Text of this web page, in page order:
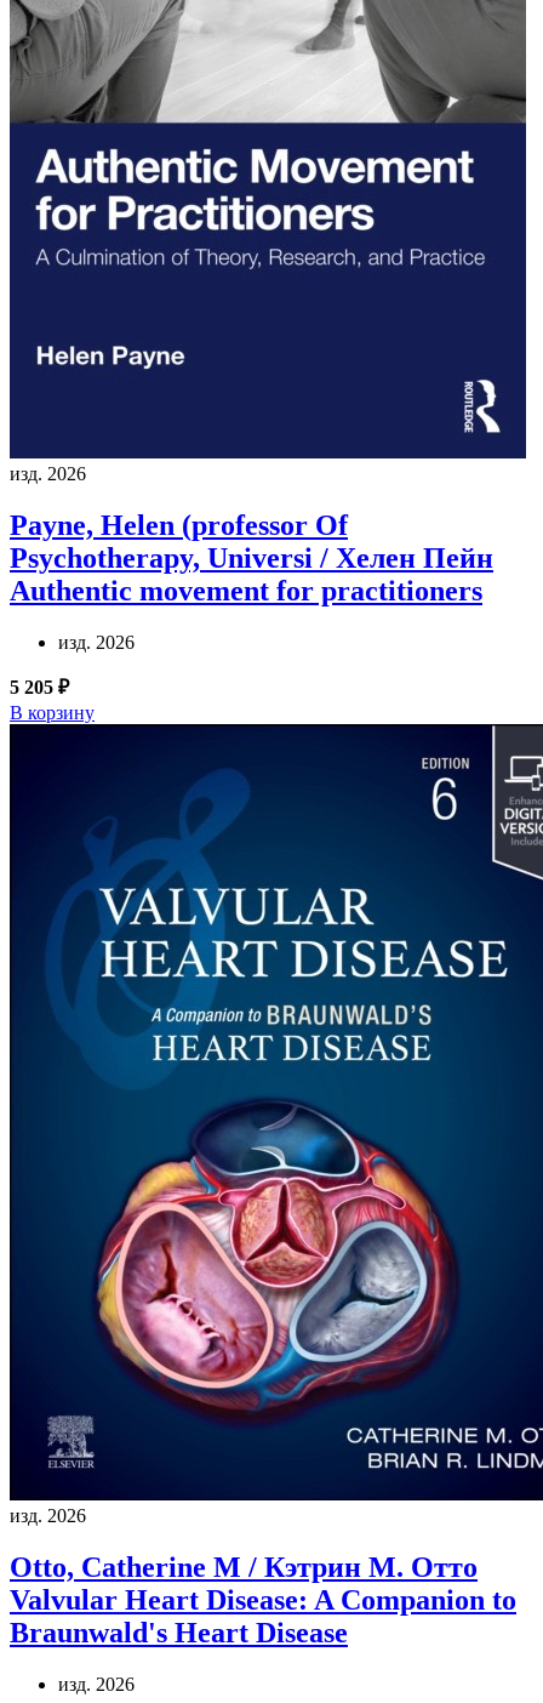
изд. 2026
Payne, Helen (professor Of
Psychotherapy, Universi / Хелен Пейн
Authentic movement for practitioners
изд. 2026
5 205 ₽
В корзину
изд. 2026
Otto, Catherine M / Кэтрин М. Отто
Valvular Heart Disease: A Companion to
Braunwald's Heart Disease
изд. 2026